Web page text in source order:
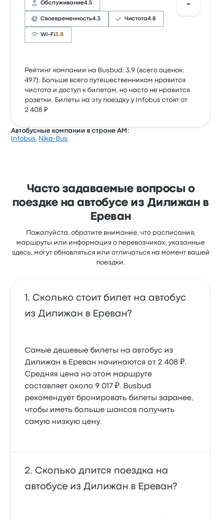
Обслуживание4.5
Своевременность4.3 Чистота4.8
Wi-Fi3.8
Рейтинг компании на Busbud: 3.9 (всего оценок:
497). Больше всего путешественникам нравится
чистота и доступ к билетам, но часто не нравится
розетки. Билеты на эту поездку у Infobus стоят от
2 408 ₽
Автобусные компании в стране AM:
Infobus, Nika-Bus
Часто задаваемые вопросы о
поездке на автобусе из Дилижан в
Ереван
Пожалуйста, обратите внимание, что расписания,
маршруты или информация о перевозчиках, указанные
здесь, могут обновляться или отличаться на момент вашей
поездки.
Сколько стоит билет на автобус
из Дилижан в Ереван?
Самые дешевые билеты на автобус из
Дилижан в Ереван начинаются от 2 408 ₽.
Средняя цена на этом маршруте
составляет около 9 017 ₽. Busbud
рекомендует бронировать билеты заранее,
чтобы иметь больше шансов получить
самую низкую цену.
Сколько длится поездка на
автобусе из Дилижан в Ереван?